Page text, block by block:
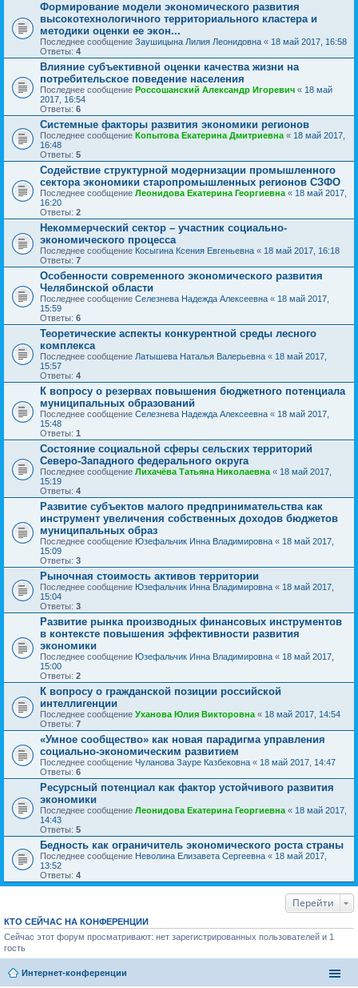
Формирование модели экономического развития
высокотехнологичного территориального кластера и
методики оценки ее экон...
Последнее сообщение Заушицына Лилия Леонидовна « 18 май 2017, 16:58
Ответы: 4
Влияние субъективной оценки качества жизни на
потребительское поведение населения
Последнее сообщение Россошанский Александр Игоревич « 18 май
2017, 16:54
Ответы: 6
Системные факторы развития экономики регионов
Последнее сообщение Копытова Екатерина Дмитриевна « 18 май 2017,
16:48
Ответы: 5
Содействие структурной модернизации промышленного
сектора экономики старопромышленных регионов СЗФО
Последнее сообщение Леонидова Екатерина Георгиевна « 18 май 2017,
16:20
Ответы: 2
Некоммерческий сектор – участник социально-
экономического процесса
Последнее сообщение Косыгина Ксения Евгеньевна « 18 май 2017, 16:18
Ответы: 7
Особенности современного экономического развития
Челябинской области
Последнее сообщение Селезнева Надежда Алексеевна « 18 май 2017,
15:59
Ответы: 6
Теоретические аспекты конкурентной среды лесного
комплекса
Последнее сообщение Латышева Наталья Валерьевна « 18 май 2017,
15:57
Ответы: 4
К вопросу о резервах повышения бюджетного потенциала
муниципальных образований
Последнее сообщение Селезнева Надежда Алексеевна « 18 май 2017,
15:48
Ответы: 1
Состояние социальной сферы сельских территорий
Северо-Западного федерального округа
Последнее сообщение Лихачёва Татьяна Николаевна « 18 май 2017,
15:19
Ответы: 4
Развитие субъектов малого предпринимательства как
инструмент увеличения собственных доходов бюджетов
муниципальных образ
Последнее сообщение Юзефальчик Инна Владимировна « 18 май 2017,
15:09
Ответы: 3
Рыночная стоимость активов территории
Последнее сообщение Юзефальчик Инна Владимировна « 18 май 2017,
15:04
Ответы: 3
Развитие рынка производных финансовых инструментов
в контексте повышения эффективности развития
экономики
Последнее сообщение Юзефальчик Инна Владимировна « 18 май 2017,
15:00
Ответы: 2
К вопросу о гражданской позиции российской
интеллигенции
Последнее сообщение Уханова Юлия Викторовна « 18 май 2017, 14:54
Ответы: 7
«Умное сообщество» как новая парадигма управления
социально-экономическим развитием
Последнее сообщение Чуланова Зауре Казбековна « 18 май 2017, 14:47
Ответы: 6
Ресурсный потенциал как фактор устойчивого развития
экономики
Последнее сообщение Леонидова Екатерина Георгиевна « 18 май 2017,
14:43
Ответы: 5
Бедность как ограничитель экономического роста страны
Последнее сообщение Неволина Елизавета Сергеевна « 18 май 2017,
13:52
Ответы: 4
Перейти
КТО СЕЙЧАС НА КОНФЕРЕНЦИИ
Сейчас этот форум просматривают: нет зарегистрированных пользователей и 1
гость
Интернет-конференции